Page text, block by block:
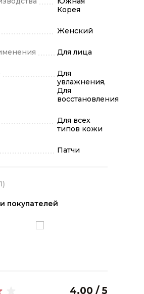
Корея
Женский
Для лица
Для
увлажнения,
Для
восстановления
Для всех
типов кожи
Патчи
покупателей
4.00 / 5